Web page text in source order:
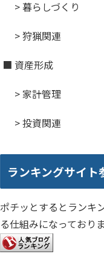
> 暮らしづくり
> 狩猟関連
■ 資産形成
> 家計管理
> 投資関連
ランキングサイト
ポチッとするとランキ
る仕組みになっておりま